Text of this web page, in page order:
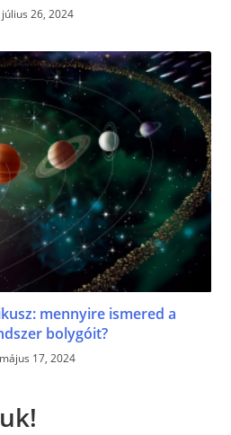
július 26, 2024
mennyire ismered a
bolygóit?
május 17, 2024